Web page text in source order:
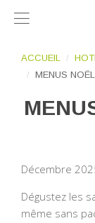
ACCUEIL
MENUS
Décembre
Dégustez les
même sans